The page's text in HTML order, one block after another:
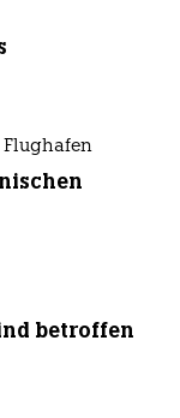
betroffen